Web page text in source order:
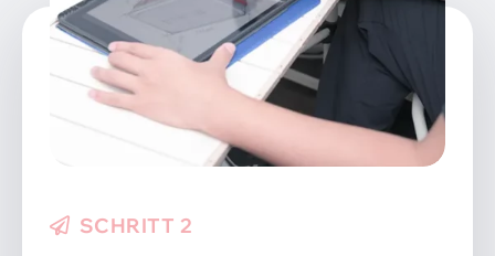
SCHRITT 3